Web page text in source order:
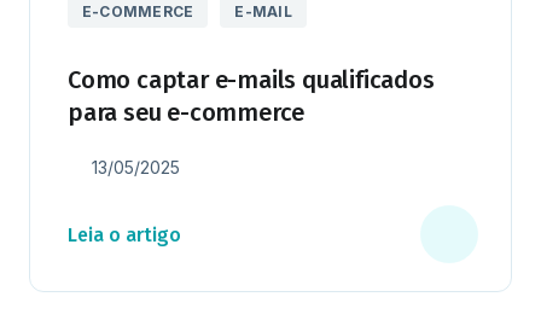
E-COMMERCE E-MAIL
Como captar e-mails qualificados
para seu e-commerce
13/05/2025
Leia o artigo